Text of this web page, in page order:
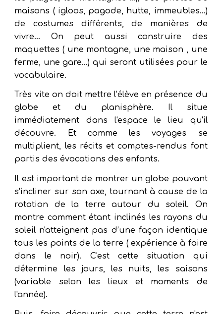
maisons ( igloos, pagode, hutte, immeubles...)
de costumes différents, de manières de
vivre... On peut aussi construire des
maquettes ( une montagne, une maison , une
ferme, une gare...) qui seront utilisées pour le
vocabulaire.​
Très vite on doit mettre l’élève en présence du
globe et du planisphère. Il situe
immédiatement dans l'espace le lieu qu'il
découvre. Et comme les voyages se
multiplient, les récits et comptes-rendus font
partis des évocations des enfants.
Il est important de montrer un globe pouvant
s'incliner sur son axe, tournant à cause de la
rotation de la terre autour du soleil. On
montre comment étant inclinés les rayons du
soleil n'atteignent pas d’une façon identique
tous les points de la terre ( expérience à faire
dans le noir). C'est cette situation qui
détermine les jours, les nuits, les saisons
(variable selon les lieux et moments de
l'année).